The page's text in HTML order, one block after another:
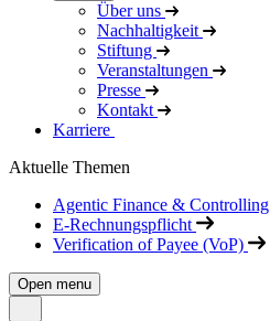
Über uns
Nachhaltigkeit
Stiftung
Veranstaltungen
Presse
Kontakt
Karriere
Aktuelle Themen
Agentic Finance & Controlling
E-Rechnungspflicht
Verification of Payee (VoP)
Open menu